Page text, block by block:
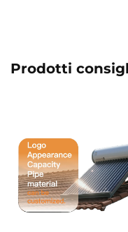
Prodotti